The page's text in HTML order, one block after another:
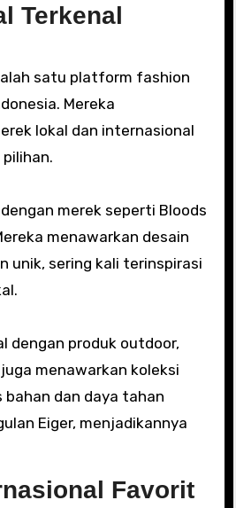
Terkenal
satu platform fashion
Mereka
lokal dan internasional
merek seperti Bloods
menawarkan desain
unik, sering kali terinspirasi
dengan produk outdoor,
menawarkan koleksi
bahan dan daya tahan
Eiger, menjadikannya
Favorit